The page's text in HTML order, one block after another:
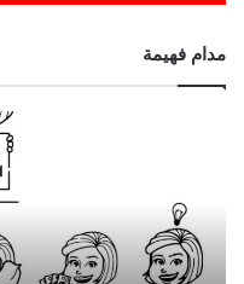
مدام فهيمة